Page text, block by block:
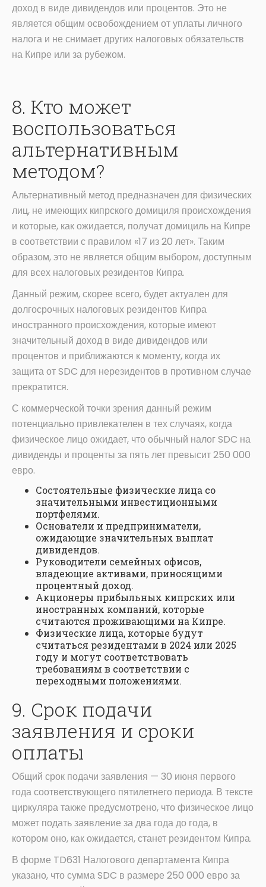
доход в виде дивидендов или процентов. Это не
является общим освобождением от уплаты личного
налога и не снимает других налоговых обязательств
на Кипре или за рубежом.
8. Кто может
воспользоваться
альтернативным
методом?
Альтернативный метод предназначен для физических
лиц, не имеющих кипрского домициля происхождения
и которые, как ожидается, получат домициль на Кипре
в соответствии с правилом «17 из 20 лет». Таким
образом, это не является общим выбором, доступным
для всех налоговых резидентов Кипра.
Данный режим, скорее всего, будет актуален для
долгосрочных налоговых резидентов Кипра
иностранного происхождения, которые имеют
значительный доход в виде дивидендов или
процентов и приближаются к моменту, когда их
защита от SDC для нерезидентов в противном случае
прекратится.
С коммерческой точки зрения данный режим
потенциально привлекателен в тех случаях, когда
физическое лицо ожидает, что обычный налог SDC на
дивиденды и проценты за пять лет превысит 250 000
евро.
Состоятельные физические лица со
значительными инвестиционными
портфелями.
Основатели и предприниматели,
ожидающие значительных выплат
дивидендов.
Руководители семейных офисов,
владеющие активами, приносящими
процентный доход.
Акционеры прибыльных кипрских или
иностранных компаний, которые
считаются проживающими на Кипре.
Физические лица, которые будут
считаться резидентами в 2024 или 2025
году и могут соответствовать
требованиям в соответствии с
переходными положениями.
9. Срок подачи
заявления и сроки
оплаты
Общий срок подачи заявления — 30 июня первого
года соответствующего пятилетнего периода. В тексте
циркуляра также предусмотрено, что физическое лицо
может подать заявление за два года до года, в
котором оно, как ожидается, станет резидентом Кипра.
В форме TD631 Налогового департамента Кипра
указано, что сумма SDC в размере 250 000 евро за